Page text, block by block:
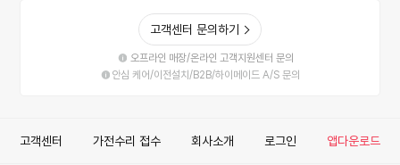
고객센터 문의하기
오프라인 매장/온라인 고객지원센터 문의
안심 케어/이전설치/B2B/하이메이드 A/S 문의
고객센터 가전수리 접수 회사소개 로그인 앱다운로드